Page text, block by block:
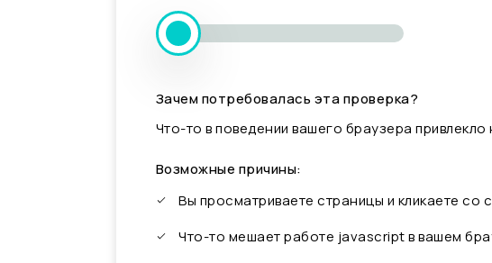
Зачем потребовалась эта проверка?
Что-то в поведении вашего браузера
Возможные причины:
Вы просматриваете страницы и кликаете
Что-то мешает работе javascript в вашем